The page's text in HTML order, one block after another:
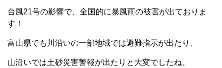
台風21号の影響で、全国的に暴風雨の被害が出ておりま
す！
富山県でも川沿いの一部地域では避難指示が出たり、
山沿いでは土砂災害警報が出たりと大変でしたね。